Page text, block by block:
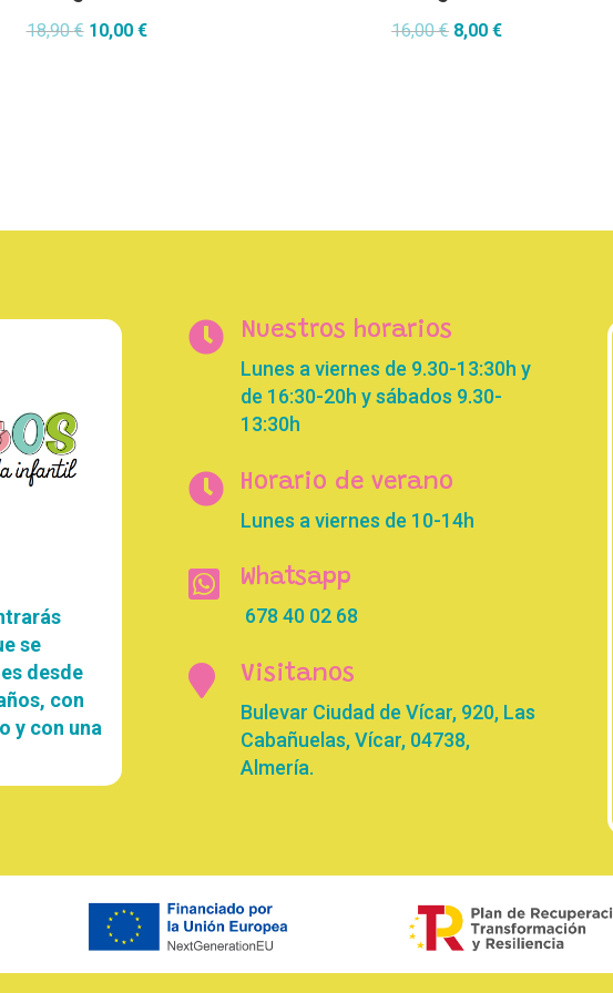
18,90€ El
10,00 €El
16,00€ El
8,00€El
se
desde
con
y con una
 Nuestros horarios
Lunes a viernes de 9.30-13:30h y
de 16:30-20h y sábados 9.30-
13:30h
 Horario de verano
Lunes a viernes de 10-14h
 Whatsapp
678 40 02 68
 Visitanos
Bulevar Ciudad de Vícar, 920, Las
Cabañuelas, Vícar, 04738,
Almería.